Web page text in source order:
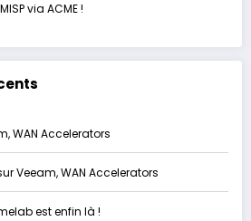
via ACME !
WAN Accelerators
Veeam, WAN Accelerators
est enfin là !